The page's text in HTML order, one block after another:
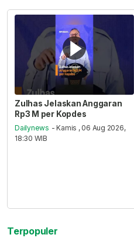
Zulhas Jelaskan Anggaran
Rp3 M per Kopdes
Dailynews - Kamis , 06 Aug 2026,
18:30 WIB
Terpopuler